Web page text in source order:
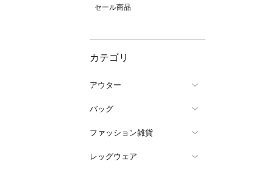
セール商品
カテゴリ
アウター
バッグ
ファッション雑貨
レッグウェア